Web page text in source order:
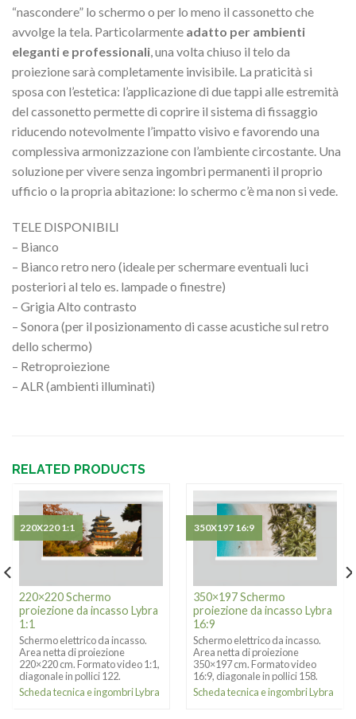
“nascondere” lo schermo o per lo meno il cassonetto che
avvolge la tela. Particolarmente adatto per ambienti
eleganti e professionali , una volta chiuso il telo da
proiezione sarà completamente invisibile. La praticità si
sposa con l’estetica: l’applicazione di due tappi alle estremità
del cassonetto permette di coprire il sistema di fissaggio
riducendo notevolmente l’impatto visivo e favorendo una
complessiva armonizzazione con l’ambiente circostante. Una
soluzione per vivere senza ingombri permanenti il proprio
ufficio o la propria abitazione: lo schermo c’è ma non si vede.
TELE DISPONIBILI
– Bianco
– Bianco retro nero (ideale per schermare eventuali luci
posteriori al telo es. lampade o finestre)
– Grigia Alto contrasto
– Sonora (per il posizionamento di casse acustiche sul retro
dello schermo)
– Retroproiezione
– ALR (ambienti illuminati)
RELATED PRODUCTS
220×220 Schermo
proiezione da incasso Lybra
1:1
Schermo elettrico da incasso.
Area netta di proiezione
220×220 cm. Formato video 1:1,
diagonale in pollici 122.
Scheda tecnica e ingombri Lybra
220X220 1:1
350×197 Schermo
proiezione da incasso Lybra
16:9
Schermo elettrico da incasso.
Area netta di proiezione
350×197 cm. Formato video
16:9, diagonale in pollici 158.
Scheda tecnica e ingombri Lybra
350X197 16:9